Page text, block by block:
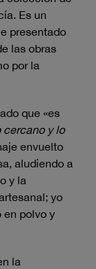
Es un
presentado
las obras
por la
que «es
cercano y lo
envuelto
aludiendo a
y la
yo
en polvo y
la